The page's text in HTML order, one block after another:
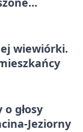
wiewiórki.
głosy
Jeziorny